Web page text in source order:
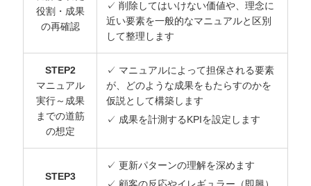
役割・成果
の再確認
✓ 削除してはいけない価値や、理念に
近い要素を一般的なマニュアルと区別
して整理します
STEP2
マニュアル
実行～成果
までの道筋
の想定
✓ マニュアルによって担保される要素
が、どのような成果をもたらすのかを
仮説として構築します
✓ 成果を計測するKPIを設定します
STEP3
✓ 更新パターンの理解を深めます